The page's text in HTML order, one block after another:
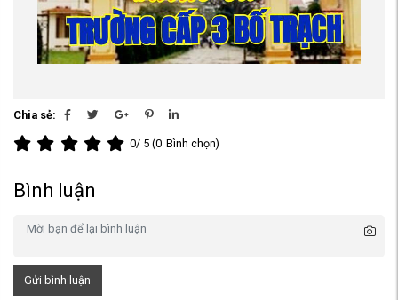
Chia sẻ:
0/ 5 (0 Bình chọn)
Bình luận
Gửi bình luận